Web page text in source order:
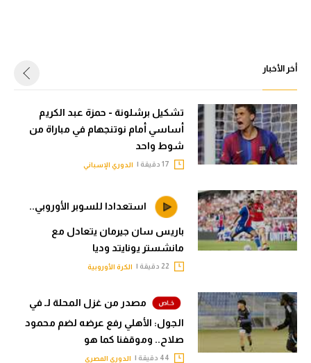
أخر الأخبار
تشكيل برشلونة - حمزة عبد الكريم
أساسي أمام نوتنجهام في مباراة من
شوط واحد
الدوري الإسباني
استعدادا للسوبر الأوروبي..
باريس سان جيرمان يتعادل مع
مانشستر يونايتد وديا
الكرة الأوروبية
مصدر من غزل المحلة لـ في
الجول: الأهلي رفع عرضه لضم محمود
صلاح.. وموقفنا كما هو
الدوري المصري